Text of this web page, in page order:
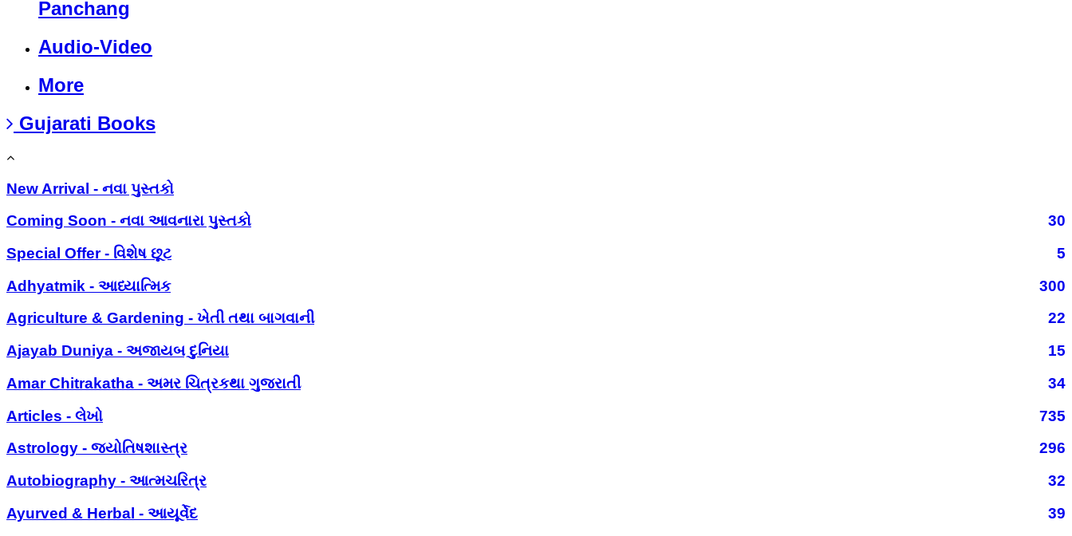
Panchang
Audio-Video
More
Gujarati Books
New Arrival - નવા પુસ્તકો
Coming Soon - નવા આવનારા પુસ્તકો
30
Special Offer - વિશેષ છૂટ
5
Adhyatmik - આધ્યાત્મિક
300
Agriculture & Gardening - ખેતી તથા બાગવાની
22
Ajayab Duniya - અજાયબ દુનિયા
15
Amar Chitrakatha - અમર ચિત્રકથા ગુજરાતી
34
Articles - લેખો
735
Astrology - જ્યોતિષશાસ્ત્ર
296
Autobiography - આત્મચરિત્ર
32
Ayurved & Herbal - આયૂર્વેદ
39